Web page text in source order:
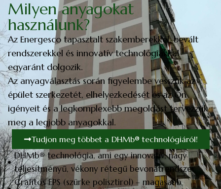
Milyen anyagokat
használunk?
Az Energesco tapasztalt szakemberekkel, bevált
rendszerekkel és innovatív technológiákkal
egyaránt dolgozik.
Az anyagválasztás során figyelembe vesszük az
épület szerkezetét, elhelyezkedését és az Ön
igényeit és a legkomplexebb megoldást tervezzük
meg a legjobb anyagokkal.
Tudjon meg többet a DHMb® technológiáról!
DHMb® technológia, ami egy innovatív, nagy
teljesítményű, vékony rétegű bevonatrendszer
Grafitos EPS (szürke polisztirol) – magasabb